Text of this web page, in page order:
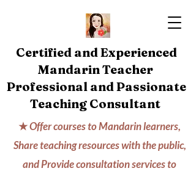
Certified and Experienced
Mandarin Teacher
Professional and Passionate
Teaching Consultant
★Offer courses to Mandarin learners,
Share teaching resources with the public,
and Provide consultation services to